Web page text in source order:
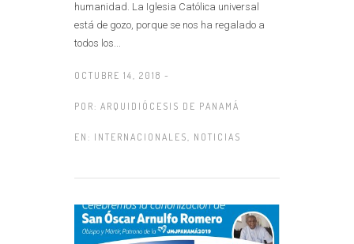
humanidad. La Iglesia Católica universal
está de gozo, porque se nos ha regalado a
todos los...
OCTUBRE 14, 2018 -
POR: ARQUIDIÓCESIS DE PANAMÁ
EN: INTERNACIONALES, NOTICIAS